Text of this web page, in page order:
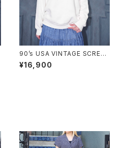
90’s USA VINTAGE SCREEN
STARS PEPSI BEAR DOUBL
E SIDED PRINT DESIGN SW
¥16,900